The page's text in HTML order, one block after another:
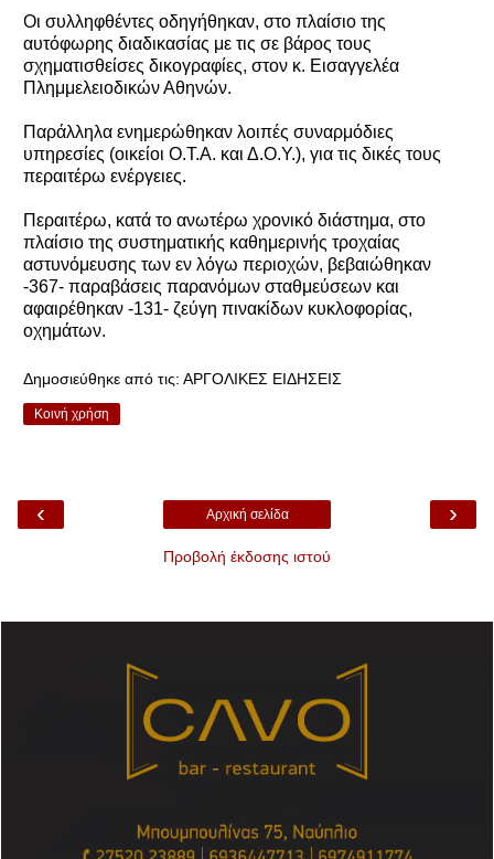
Οι συλληφθέντες οδηγήθηκαν, στο πλαίσιο της
αυτόφωρης διαδικασίας με τις σε βάρος τους
σχηματισθείσες δικογραφίες, στον κ. Εισαγγελέα
Πλημμελειοδικών Αθηνών.
Παράλληλα ενημερώθηκαν λοιπές συναρμόδιες
υπηρεσίες (οικείοι Ο.Τ.Α. και Δ.Ο.Υ.), για τις δικές τους
περαιτέρω ενέργειες.
Περαιτέρω, κατά το ανωτέρω χρονικό διάστημα, στο
πλαίσιο της συστηματικής καθημερινής τροχαίας
αστυνόμευσης των εν λόγω περιοχών, βεβαιώθηκαν
-367- παραβάσεις παρανόμων σταθμεύσεων και
αφαιρέθηκαν -131- ζεύγη πινακίδων κυκλοφορίας,
οχημάτων.
Δημοσιεύθηκε από τις: ΑΡΓΟΛΙΚΕΣ ΕΙΔΗΣΕΙΣ
Κοινή χρήση
‹ ›
Αρχική σελίδα
Προβολή έκδοσης ιστού